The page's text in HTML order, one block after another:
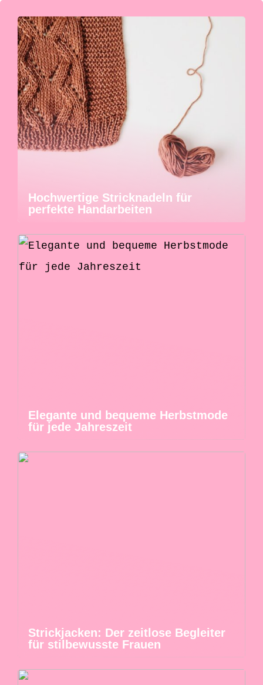
Hochwertige Stricknadeln für
perfekte Handarbeiten
Elegante und bequeme Herbstmode
für jede Jahreszeit
Strickjacken: Der zeitlose Begleiter
für stilbewusste Frauen